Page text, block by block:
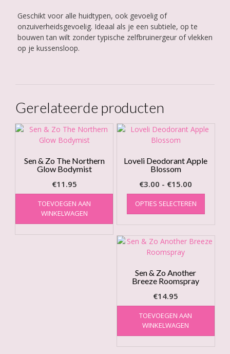
Geschikt voor alle huidtypen, ook gevoelig of
onzuiverheidsgevoelig. Ideaal als je een subtiele, op te
bouwen tan wilt zonder typische zelfbruinergeur of vlekken
op je kussensloop.
Gerelateerde producten
Sen & Zo The Northern
Glow Bodymist
€11.95
TOEVOEGEN AAN
WINKELWAGEN
Loveli Deodorant Apple
Blossom
€3.00 - €15.00
€3.00
tot
€15.00
OPTIES SELECTEREN
Dit
heeft
Sen & Zo Another
Breeze Roomspray
€14.95
TOEVOEGEN AAN
WINKELWAGEN